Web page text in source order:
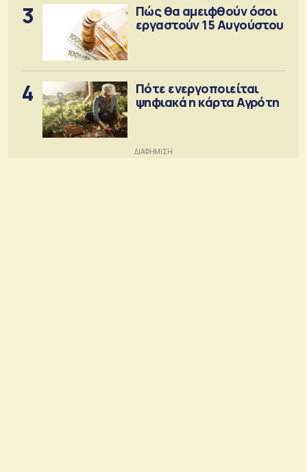
3
Πώς θα αμειφθούν όσοι
εργαστούν 15 Αυγούστου
4
Πότε ενεργοποιείται
ψηφιακά η κάρτα Αγρότη